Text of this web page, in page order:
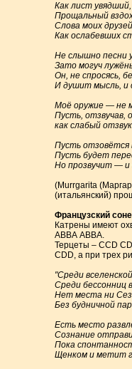
Как лист
Прощальный
Слова моих
Как ослабевших
Не слышно песни
Зато могуч
Он, не спросясь,
И душит мысль, и
Моё оружие — не
Пусть, отзвучав,
как слабый
Пусть отзовётся
Пусть будет
Но прозвучит — и
(Murrgarita
(итальянский)
Французский
Катрены имеют
АВВА АВВА.
Терцеты – CCD
CDD, а при трех
"Среди
Среди бессонниц
Нет места ни
Без будничной
Есть место
Сознание
Пока
Щенком и метит